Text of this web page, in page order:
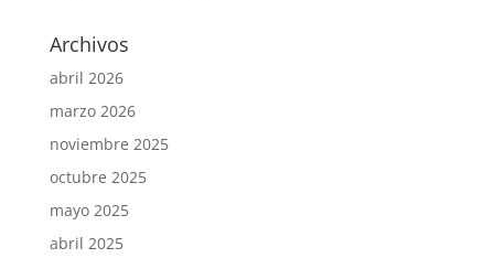
Archivos
abril 2026
marzo 2026
noviembre 2025
octubre 2025
mayo 2025
abril 2025